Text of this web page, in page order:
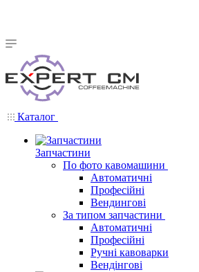
Каталог
Запчастини
По фото кавомашини
Автоматичні
Професійні
Вендингові
За типом запчастини
Автоматичні
Професійні
Ручні кавоварки
Вендінгові